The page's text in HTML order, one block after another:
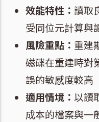
效能特性： 讀取
受同位元計算與
風險重點： 重建
磁碟在重建時對
誤的敏感度較高
適用情境： 以讀
成本的檔案與一